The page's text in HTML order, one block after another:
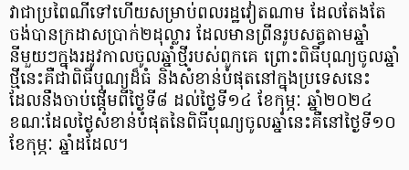
វាជាប្រពៃណីទៅហើយសម្រាប់ពលរដ្ឋវៀតណាម ដែលតែងតែ
ចង់បានក្រដាសប្រាក់២ដុល្លារ ដែលមានព្រីនរូបសត្វតាមឆ្នាំ
នីមួយៗក្នុងរដូវកាលចូលឆ្នាំថ្មីរបស់ពួកគេ ព្រោះពិធីបុណ្យចូលឆ្នាំ
ថ្មីនេះគឺជាពិធីបុណ្យដ៏ធំ និងសំខាន់បំផុតនៅក្នុងប្រទេសនេះ
ដែលនឹងចាប់ផ្ដើមពីថ្ងៃទី៨ ដល់ថ្ងៃទី១៤ ខែកុម្ភៈ ឆ្នាំ២០២៤
ខណៈដែលថ្ងៃសំខាន់បំផុតនៃពិធីបុណ្យចូលឆ្នាំនេះគឺនៅថ្ងៃទី១០
ខែកុម្ភៈ ឆ្នាំដដែល។